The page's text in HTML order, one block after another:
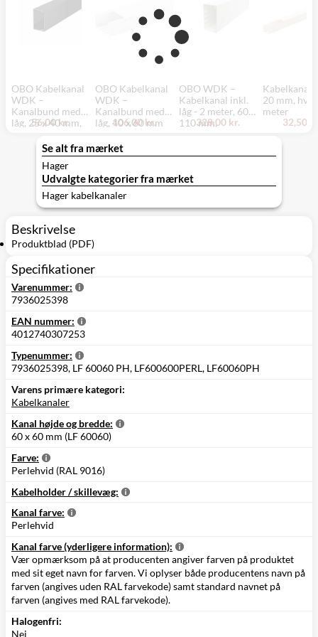
OBO Kabelkanal
WDK –
Kanalbund med
låg, 25 x 40 mm,
56,00 kr.
OBO Kabelkanal
WDK –
Kanalbund med
låg, 40 x 60 mm
renhvid - 2 meter
106,00 kr.
OBO WDK –
Kabelkanal inkl.
låg - 2 meter, 60 x
110 mm,
328,00 kr.
Kabelkanal
20 mm,
meter
32,50
Se alt fra mærket
Hager
Udvalgte kategorier fra mærket
Hager kabelkanaler
Beskrivelse
Produktblad (PDF)
Specifikationer
Varenummer:
7936025398
EAN nummer:
4012740307253
Typenummer:
7936025398, LF 60060 PH, LF600600PERL, LF60060PH
Varens primære kategori:
Kabelkanaler
Kanal højde og bredde:
60 x 60 mm (LF 60060)
Farve:
Perlehvid (RAL 9016)
Kabelholder / skillevæg:
Kanal farve:
Perlehvid
Kanal farve (yderligere information):
Vær opmærksom på at producenten angiver farven på produktet
med sit eget navn for farven. Vi oplyser både producentens navn på
farven (angives uden RAL farvekode) samt standard navnet på
farven (angives med RAL farvekode).
Halogenfri:
Nej